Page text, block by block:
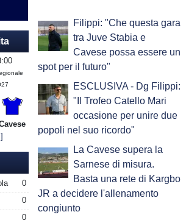
0
0
0
Filippi: "Che questa gara
tra Juve Stabia e
Cavese possa essere un
spot per il futuro"
ESCLUSIVA - Dg Filippi:
"Il Trofeo Catello Mari
occasione per unire due
popoli nel suo ricordo"
La Cavese supera la
Sarnese di misura.
Basta una rete di Kargbo
JR a decidere l'allenamento
congiunto